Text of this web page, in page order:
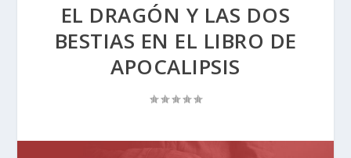
EL DRAGÓN Y LAS DOS
BESTIAS EN EL LIBRO DE
APOCALIPSIS